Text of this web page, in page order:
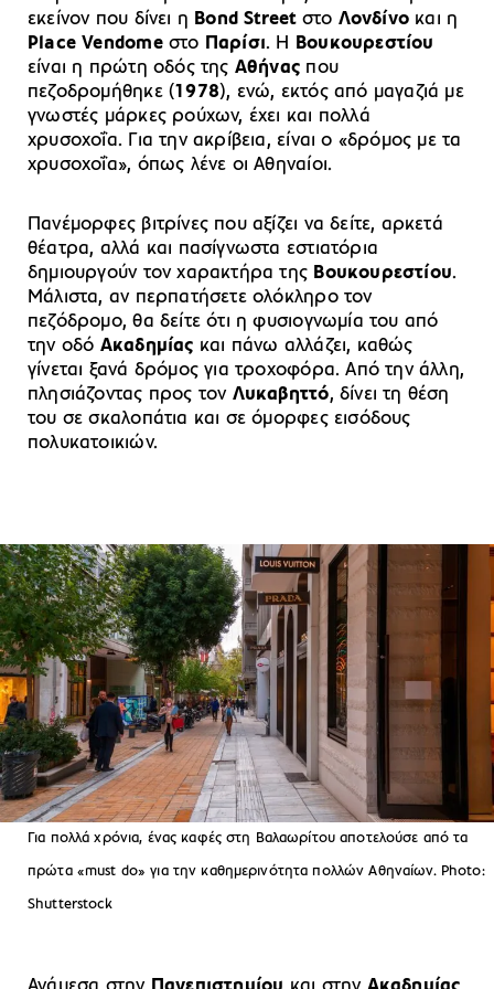
εκείνον που δίνει η Bond Streetστο Λονδίνο και η
Place Vendomeστο Παρίσι. Η Βουκουρεστίου
είναι η πρώτη οδός της Αθήνας που
πεζοδρομήθηκε (1978), ενώ, εκτός από μαγαζιά με
γνωστές μάρκες ρούχων, έχει και πολλά
χρυσοχοΐα. Για την ακρίβεια, είναι ο «δρόμος με τα
χρυσοχοΐα», όπως λένε οι Αθηναίοι.
Πανέμορφες βιτρίνες που αξίζει να δείτε, αρκετά
θέατρα, αλλά και πασίγνωστα εστιατόρια
δημιουργούν τον χαρακτήρα της Βουκουρεστίου.
Μάλιστα, αν περπατήσετε ολόκληρο τον
πεζόδρομο, θα δείτε ότι η φυσιογνωμία του από
την οδό Ακαδημίας και πάνω αλλάζει, καθώς
γίνεται ξανά δρόμος για τροχοφόρα. Από την άλλη,
πλησιάζοντας προς τον Λυκαβηττό, δίνει τη θέση
του σε σκαλοπάτια και σε όμορφες εισόδους
πολυκατοικιών.
Για πολλά χρόνια, ένας καφές στη Βαλαωρίτου αποτελούσε από τα
πρώτα «must do» για την καθημερινότητα πολλών Αθηναίων. Photo:
Shutterstock